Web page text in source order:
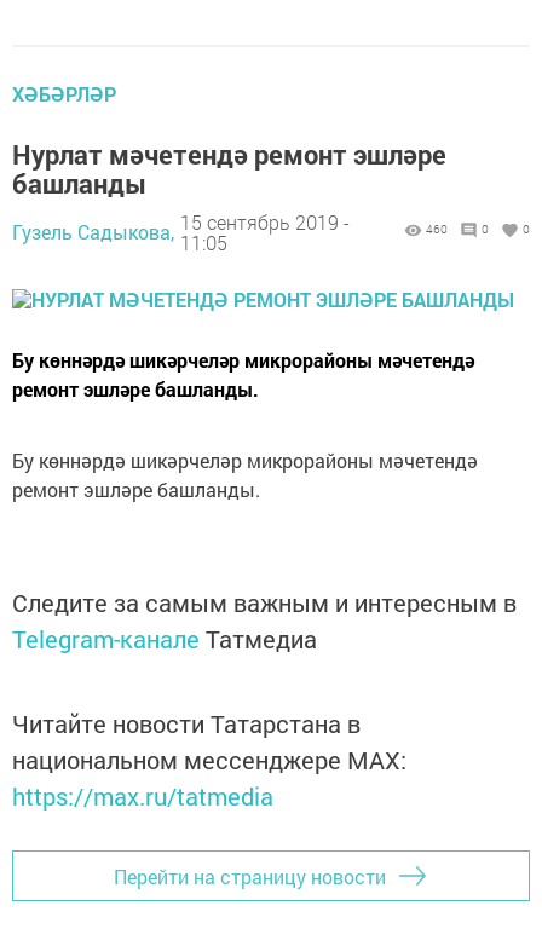
ХӘБӘРЛӘР
Нурлат мәчетендә ремонт эшләре
башланды
Гузель Садыкова, 15 сентябрь 2019 -
11:05
460 0 0
Бу көннәрдә шикәрчеләр микрорайоны мәчетендә
ремонт эшләре башланды.
Бу көннәрдә шикәрчеләр микрорайоны мәчетендә
ремонт эшләре башланды.
Следите за самым важным и интересным в
Telegram-канале Татмедиа
Читайте новости Татарстана в
национальном мессенджере MАХ:
https://max.ru/tatmedia
Перейти на страницу новости